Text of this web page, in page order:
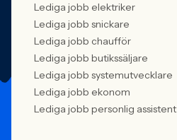
Lediga jobb elektriker
Lediga jobb snickare
Lediga jobb chaufför
Lediga jobb butikssäljare
Lediga jobb systemutvecklare
Lediga jobb ekonom
Lediga jobb personlig assistent